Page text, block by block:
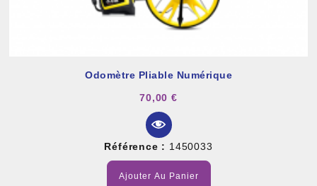
Odomètre Pliable Numérique
70,00 €
Référence : 1450033
Ajouter Au Panier